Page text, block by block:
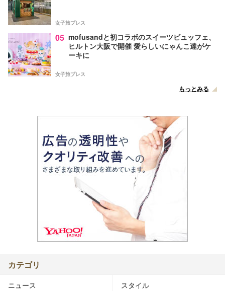
女子旅プレス
05 mofusandと初コラボのスイーツビュッフェ、
ヒルトン大阪で開催 愛らしいにゃんこ達がケ
ーキに
女子旅プレス
もっとみる
カテゴリ
ニュース スタイル